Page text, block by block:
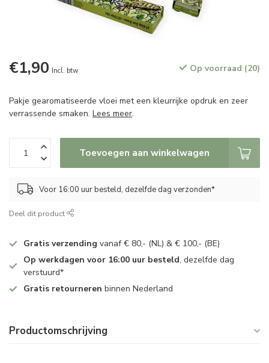
€1,90 Incl. btw Op voorraad (20)
Pakje gearomatiseerde vloei met een kleurrijke opdruk en zeer
verrassende smaken. Lees meer.
Toevoegen aan winkelwagen
Voor 16:00 uur besteld, dezelfde dag verzonden*
Deel dit product
Gratis verzending vanaf € 80,- (NL) & € 100,- (BE)
Op werkdagen voor 16:00 uur besteld, dezelfde dag
verstuurd*
Gratis retourneren binnen Nederland
Productomschrijving